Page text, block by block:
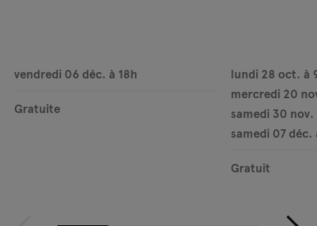
vendredi 06 déc. à 18h
Gratuite
lundi 28 oct. à
mercredi 20
samedi 30 nov.
samedi 07 déc.
Gratuit